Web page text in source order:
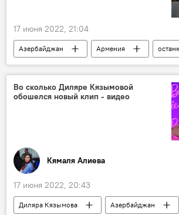
17 июня 2022, 21:04
Азербайджан Армения
армянские военнослужащие
Во сколько Диляре Кязымовой
обошелся новый клип - видео
Кямаля Алиева
17 июня 2022, 20:43
Диляра Кязымова
Азербайджан